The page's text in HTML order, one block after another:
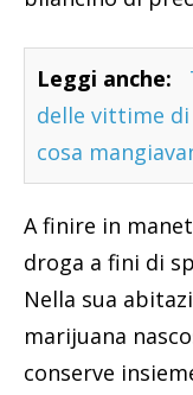
Leggi anche:
delle vittime
cosa
A finire in
droga a fini di
Nella sua
marijuana
conserve